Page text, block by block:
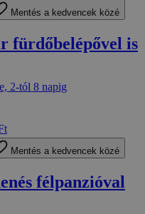
Mentés a kedvencek közé
fürdőbelépővel is
2-tól 8 napig
Mentés a kedvencek közé
félpanzióval